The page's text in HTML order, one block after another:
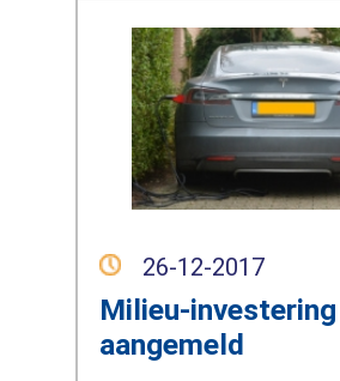
26-12-2017
Milieu-
aangemeld